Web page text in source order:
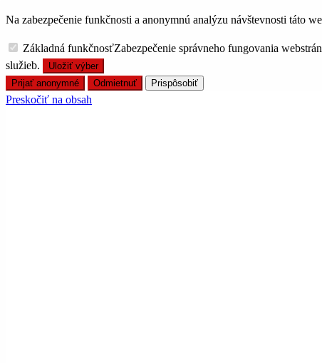
Na zabezpečenie funkčnosti a anonymnú analýzu návštevnosti táto
Základná funkčnosťZabezpečenie správneho fungovania
služieb.
Uložiť výber
Prijať anonymné
Odmietnuť Prispôsobiť
Preskočiť na obsah